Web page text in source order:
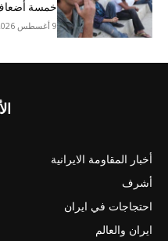
خمسة أضعاف
9 أغسطس 2026
أخبار المقاومة الايرانية
أشرف
احتجاجات في ايران
ايران والعالم